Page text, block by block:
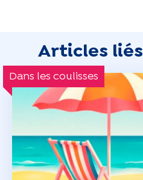
Articles
Dans les coulisses